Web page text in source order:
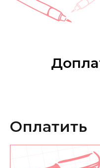
Оплатить